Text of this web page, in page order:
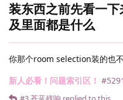
装东西之前先看一
及里面都是什么
你那个room selection装的也
新人必看！问题索引区！ #5291